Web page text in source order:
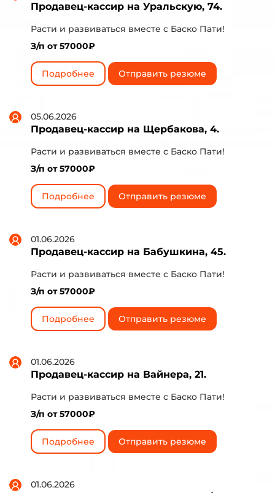
Продавец-кассир на Уральскую, 74.
Расти и развиваться вместе с Баско Пати!
З/п от 57000₽
Подробнее Отправить резюме
05.06.2026
Продавец-кассир на Щербакова, 4.
Расти и развиваться вместе с Баско Пати!
З/п от 57000₽
Подробнее Отправить резюме
01.06.2026
Продавец-кассир на Бабушкина, 45.
Расти и развиваться вместе с Баско Пати!
З/п от 57000₽
Подробнее Отправить резюме
01.06.2026
Продавец-кассир на Вайнера, 21.
Расти и развиваться вместе с Баско Пати!
З/п от 57000₽
Подробнее Отправить резюме
01.06.2026